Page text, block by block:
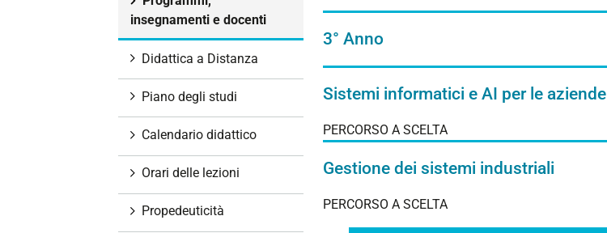
3° Anno
Sistemi informatici e AI per le aziende
PERCORSO A SCELTA
Gestione dei sistemi industriali
PERCORSO A SCELTA
insegnamenti e docenti
Didattica a Distanza
Piano degli studi
Calendario didattico
Orari delle lezioni
Propedeuticità